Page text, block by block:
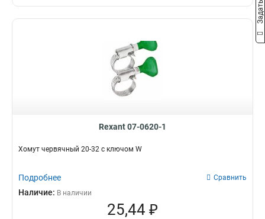
Rexant 07-0620-1
Хомут червячный 20-32 с ключом W
Подробнее Сравнить
Наличие: В наличии
25,44 ₽